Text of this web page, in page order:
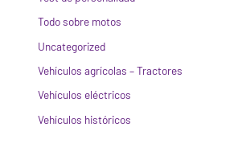
Todo sobre motos
Uncategorized
Vehículos agrícolas – Tractores
Vehículos eléctricos
Vehículos históricos